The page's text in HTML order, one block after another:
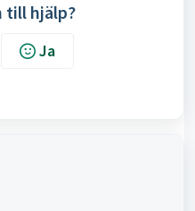
till hjälp?
Ja